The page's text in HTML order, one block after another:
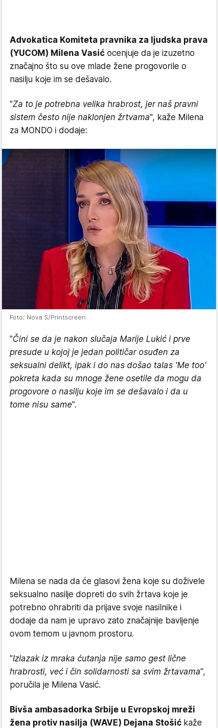
Advokatica Komiteta pravnika za ljudska prava
(YUCOM) Milena Vasić ocenjuje da je izuzetno
značajno što su ove mlade žene progovorile o
nasilju koje im se dešavalo.
"Za to je potrebna velika hrabrost, jer naš pravni
sistem često nije naklonjen žrtvama", kaže Milena
za MONDO i dodaje:
Foto: Nova S/Printscreen
"Čini se da je nakon slučaja Marije Lukić i prve
presude u kojoj je jedan političar osuđen za
seksualni delikt, ipak i do nas došao talas 'Me too'
pokreta kada su mnoge žene osetile da mogu da
progovore o nasilju koje im se dešavalo i da u
tome nisu same".
Milena se nada da će glasovi žena koje su doživele
seksualno nasilje dopreti do svih žrtava koje je
potrebno ohrabriti da prijave svoje nasilnike i
dodaje da nam je upravo zato značajnije bavljenje
ovom temom u javnom prostoru.
"Izlazak iz mraka ćutanja nije samo gest lične
hrabrosti, već i čin solidarnosti sa svim žrtavama",
poručila je Milena Vasić.
Bivša ambasadorka Srbije u Evropskoj mreži
žena protiv nasilja (WAVE) Dejana Stošić kaže